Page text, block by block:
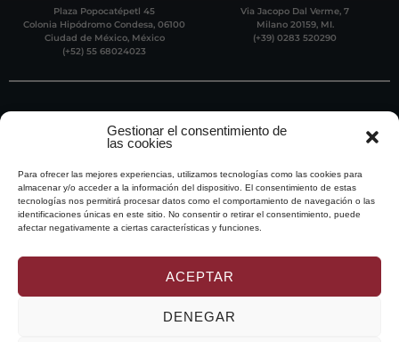
Gestionar el consentimiento de
las cookies
Para ofrecer las mejores experiencias, utilizamos tecnologías como las cookies para
almacenar y/o acceder a la información del dispositivo. El consentimiento de estas
tecnologías nos permitirá procesar datos como el comportamiento de navegación o las
identificaciones únicas en este sitio. No consentir o retirar el consentimiento, puede
afectar negativamente a ciertas características y funciones.
ACEPTAR
DENEGAR
Plaza Popocatépetl 45
Colonia Hipódromo Condesa, 06100
Ciudad de México, México
(+52) 55 68024023
Via Jacopo Dal Verme, 7
Milano 20159, MI.
(+39) 0283 520290